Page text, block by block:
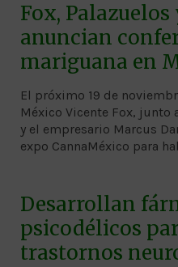
Fox,
anuncian
mariguana en
El próximo 19 de
México Vicente Fox, junto
y el empresario Marcus
expo CannaMéxico para
Desarrollan
psicodélicos
trastornos